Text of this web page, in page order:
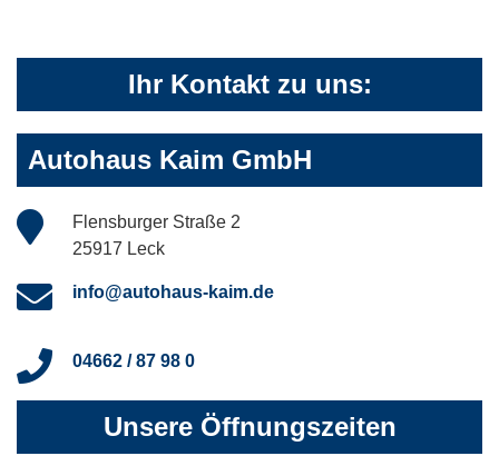
Ihr Kontakt zu uns:
Autohaus Kaim GmbH
Flensburger Straße 2
25917 Leck
info@autohaus-kaim.de
04662 / 87 98 0
Unsere Öffnungszeiten